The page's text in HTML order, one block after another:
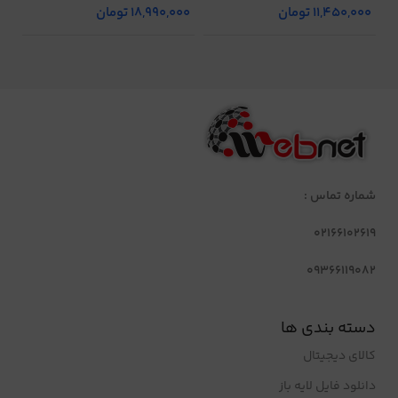
11,450,000تومان 18,990,000تومان
شماره تماس :
02166102619
09366119082
دسته بندی ها
کالای دیجیتال
دانلود فایل لایه باز